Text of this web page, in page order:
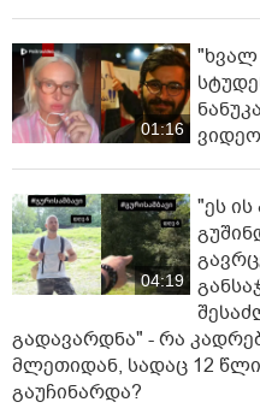
01:16
"ხვალ
04:19
"ეს
გადავარდნა" - რა
მლეთიდან, სადაც 12
გაუჩინარდა?